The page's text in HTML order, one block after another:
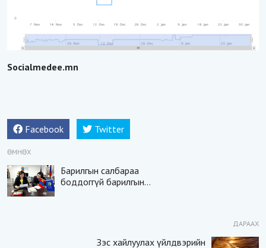
Socialmedee.mn
Facebook Twitter
ӨМНӨХ
Барилгын салбараа
боддоггүй барилгын
ДАРААХ
Зэс хайлуулах үйлдвэрийн